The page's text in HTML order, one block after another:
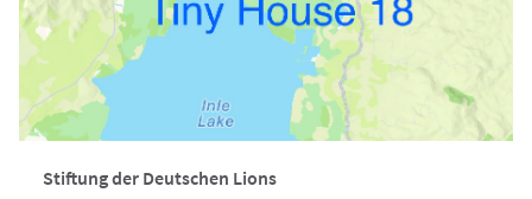
Stiftung der Deutschen Lions